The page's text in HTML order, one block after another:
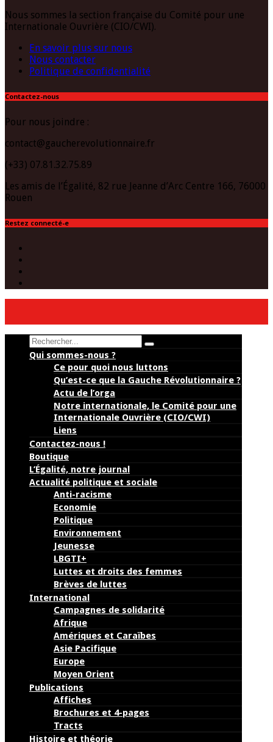
Nous sommes la section française du Comité pour une
Internationale Ouvrière (CIO/CWI).
En savoir plus sur nous
Nous contacter
Politique de confidentialité
Contactez-nous
Pour nous joindre :
contact@gaucherevolutionnaire.fr
(+33) 07.81.32.75.89
Les amis de l’Égalité, 82 rue Jeanne d’Arc Centre 166, 76000
Rouen
Restez connecté-e
Search
Qui sommes-nous ?
Ce pour quoi nous luttons
Qu’est-ce que la Gauche Révolutionnaire ?
Actu de l’orga
Notre internationale, le Comité pour une
Internationale Ouvrière (CIO/CWI)
Liens
Contactez-nous !
Boutique
L’Égalité, notre journal
Actualité politique et sociale
Anti-racisme
Economie
Politique
Environnement
Jeunesse
LBGTI+
Luttes et droits des femmes
Brèves de luttes
International
Campagnes de solidarité
Afrique
Amériques et Caraïbes
Asie Pacifique
Europe
Moyen Orient
Publications
Affiches
Brochures et 4-pages
Tracts
Histoire et théorie